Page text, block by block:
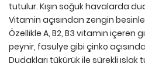
tutulur. Kışın soğuk havalarda
Vitamin açısından zengin
Özellikle A, B2, B3 vitamin içeren
peynir, fasulye gibi çinko
Dudakları tükürük ile sürekli